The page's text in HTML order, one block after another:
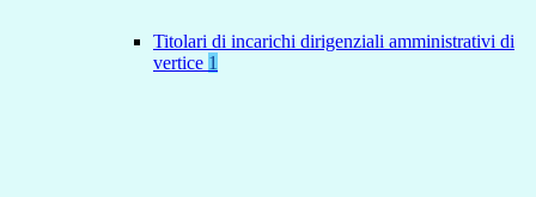
Titolari di incarichi dirigenziali amministrativi di
vertice 1